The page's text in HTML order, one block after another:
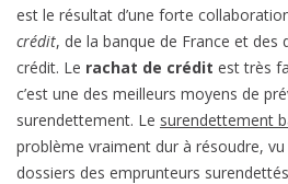
est le résultat d’une forte
crédit, de la banque de France et des
crédit. Le rachat de crédit est très
c’est une des meilleurs moyens de
surendettement. Le surendettement
problème vraiment dur à résoudre, vu
dossiers des emprunteurs